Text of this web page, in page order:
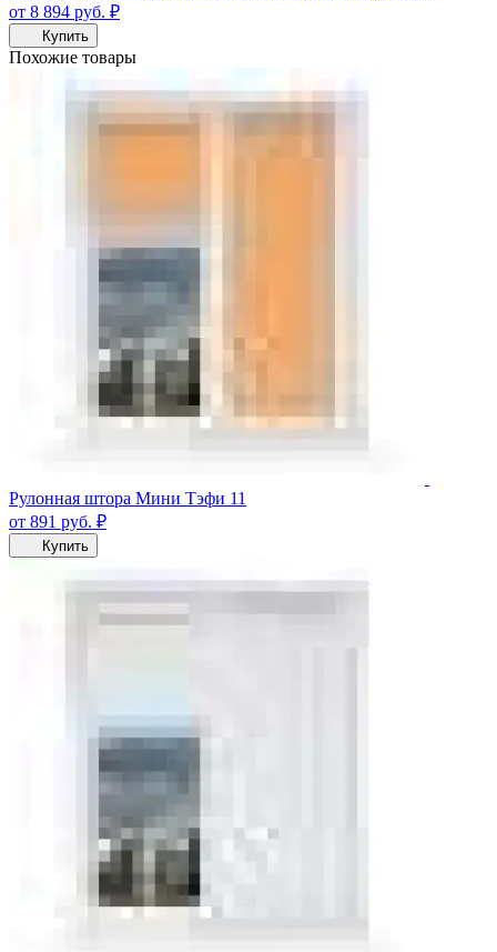
от 8 894 руб. ₽
Купить
Похожие товары
Рулонная штора Мини Тэфи 11
от 891 руб. ₽
Купить